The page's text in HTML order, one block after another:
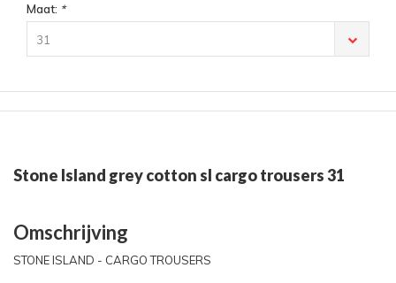
Maat: *
31
Stone Island grey cotton sl cargo trousers 31
Omschrijving
STONE ISLAND - CARGO TROUSERS